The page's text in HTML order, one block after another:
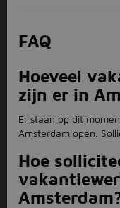
FAQ
Hoeveel
zijn er in
Er staan op dit
Amsterdam open.
Hoe